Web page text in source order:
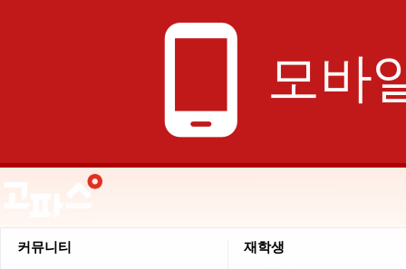
phone_android 모바
커뮤니티 재학생